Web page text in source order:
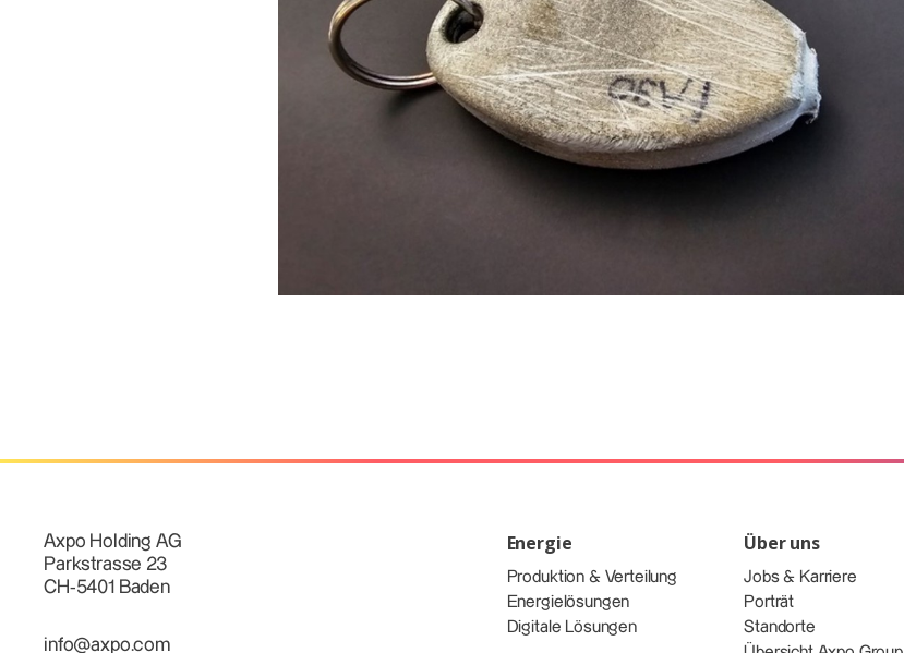
Axpo Holding AG
Parkstrasse 23
CH-5401 Baden
info@axpo.com
Energie
Produktion & Verteilung
Energielösungen
Digitale Lösungen
Über uns
Jobs & Karriere
Porträt
Standorte